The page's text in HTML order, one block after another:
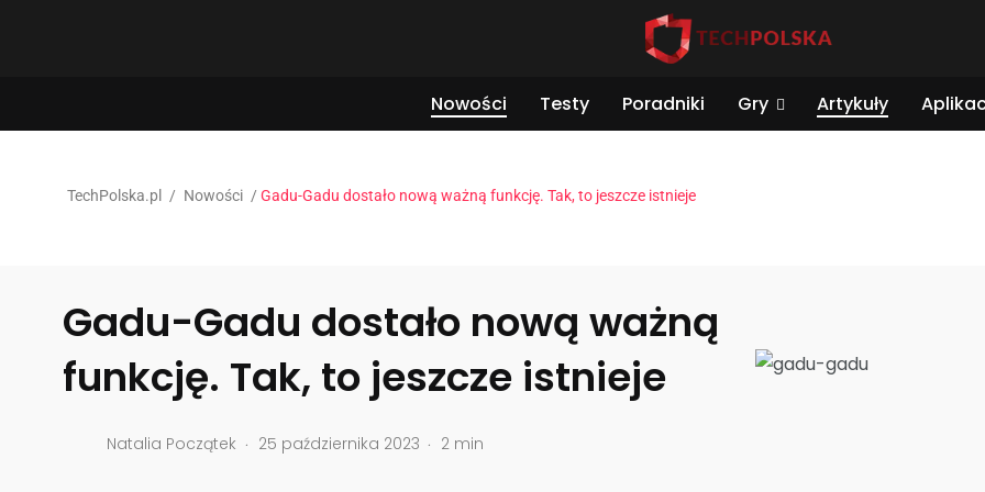
Nowości Testy Poradniki Gry Artykuły
TechPolska.pl / Nowości / Gadu-Gadu dostało nową ważną funkcję. Tak, to jeszcze istnieje
Gadu-Gadu dostało nową ważną
funkcję. Tak, to jeszcze istnieje
Natalia Początek . 25 października 2023 . 2 min